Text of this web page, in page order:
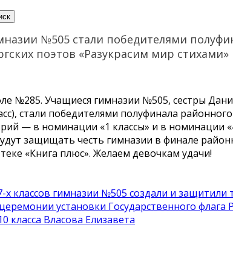
№505 стали победителями
поэтов «Разукрасим мир стихами»
№285. Учащиеся гимназии №505, сестры
стали победителями полуфинала
— в номинации «1 классы» и в номинации
защищать честь гимназии в финале
«Книга плюс». Желаем девочкам удачи!
х классов гимназии №505 создали и
установки Государственного флага
класса Власова Елизавета